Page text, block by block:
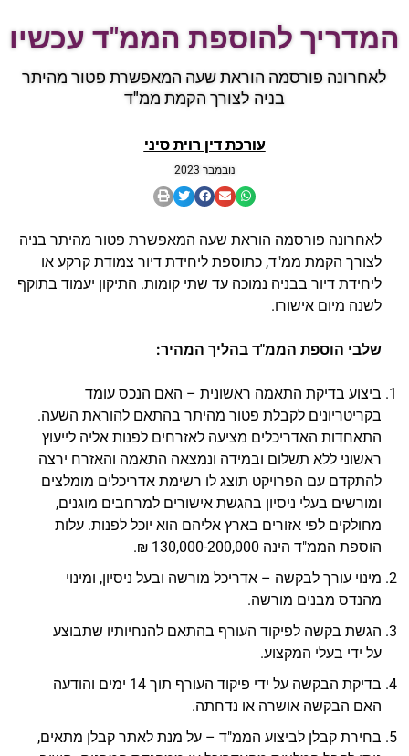
המדריך להוספת הממ"ד עכשיו
לאחרונה פורסמה הוראת שעה המאפשרת פטור מהיתר
בניה לצורך הקמת ממ"ד
עורכת דין רוית סיני
נובמבר 2023
לאחרונה פורסמה הוראת שעה המאפשרת פטור מהיתר בניה
לצורך הקמת ממ"ד, כתוספת ליחידת דיור צמודת קרקע או
ליחידת דיור בבניה נמוכה עד שתי קומות. התיקון יעמוד בתוקף
לשנה מיום אישורו.
שלבי הוספת הממ"ד בהליך המהיר:
ביצוע בדיקת התאמה ראשונית – האם הנכס עומד
בקריטריונים לקבלת פטור מהיתר בהתאם להוראת השעה.
התאחדות האדריכלים מציעה לאזרחים לפנות אליה לייעוץ
ראשוני ללא תשלום ובמידה ונמצאה התאמה והאזרח ירצה
להתקדם עם הפרויקט תוצג לו רשימת אדריכלים מומלצים
ומורשים בעלי ניסיון בהגשת אישורים למרחבים מוגנים,
מחולקים לפי אזורים בארץ אליהם הוא יוכל לפנות. עלות
הוספת הממ"ד הינה 130,000-200,000 ₪.
מינוי עורך לבקשה – אדריכל מורשה ובעל ניסיון, ומינוי
מהנדס מבנים מורשה.
הגשת בקשה לפיקוד העורף בהתאם להנחיותיו שתבוצע
על ידי בעלי המקצוע.
בדיקת הבקשה על ידי פיקוד העורף תוך 14 ימים והודעה
האם הבקשה אושרה או נדחתה.
בחירת קבלן לביצוע הממ"ד – על מנת לאתר קבלן מתאים,